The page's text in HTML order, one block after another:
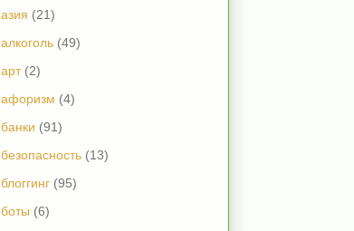
азия (21)
алкоголь (49)
арт (2)
афоризм (4)
банки (91)
безопасность (13)
блоггинг (95)
боты (6)